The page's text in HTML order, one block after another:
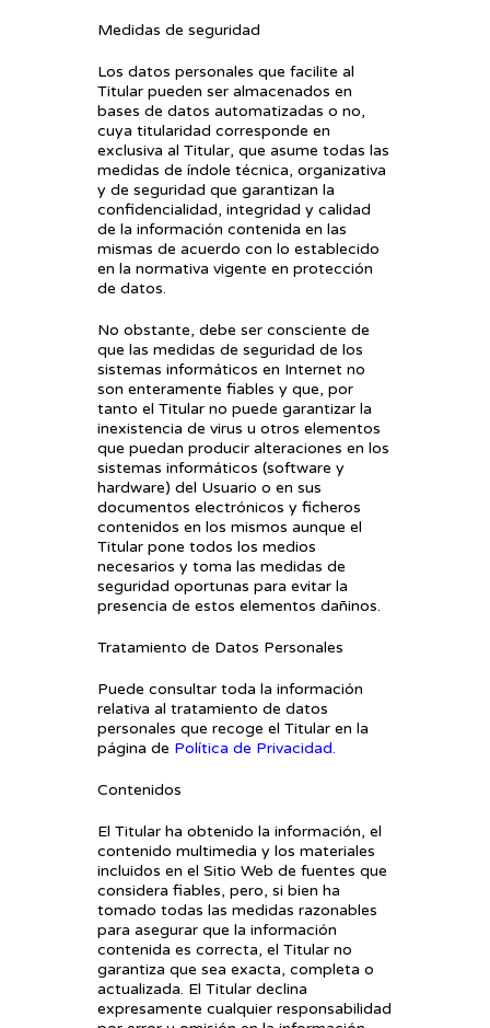
Medidas de seguridad
Los datos personales que facilite al
Titular pueden ser almacenados en
bases de datos automatizadas o no,
cuya titularidad corresponde en
exclusiva al Titular, que asume todas las
medidas de índole técnica, organizativa
y de seguridad que garantizan la
confidencialidad, integridad y calidad
de la información contenida en las
mismas de acuerdo con lo establecido
en la normativa vigente en protección
de datos.
No obstante, debe ser consciente de
que las medidas de seguridad de los
sistemas informáticos en Internet no
son enteramente fiables y que, por
tanto el Titular no puede garantizar la
inexistencia de virus u otros elementos
que puedan producir alteraciones en los
sistemas informáticos (software y
hardware) del Usuario o en sus
documentos electrónicos y ficheros
contenidos en los mismos aunque el
Titular pone todos los medios
necesarios y toma las medidas de
seguridad oportunas para evitar la
presencia de estos elementos dañinos.
Tratamiento de Datos Personales
Puede consultar toda la información
relativa al tratamiento de datos
personales que recoge el Titular en la
página de Política de Privacidad.
Contenidos
El Titular ha obtenido la información, el
contenido multimedia y los materiales
incluidos en el Sitio Web de fuentes que
considera fiables, pero, si bien ha
tomado todas las medidas razonables
para asegurar que la información
contenida es correcta, el Titular no
garantiza que sea exacta, completa o
actualizada. El Titular declina
expresamente cualquier responsabilidad